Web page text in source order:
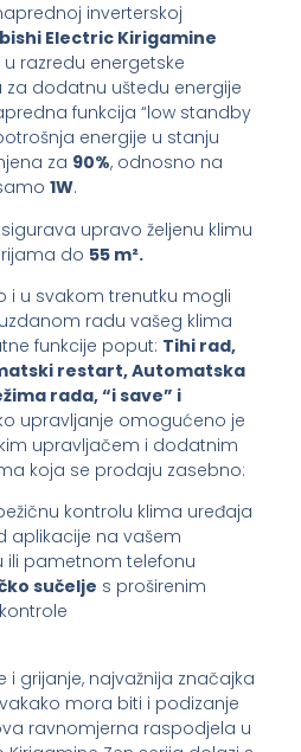
inverterskoj
Electric Kirigamine
u razredu energetske
za dodatnu uštedu energije
funkcija “low standby
energije u stanju
za 90%, odnosno na
1W.
upravo željenu klimu
do 55 m².
i u svakom trenutku mogli
radu vašeg klima
funkcije poput: Tihi rad,
restart, Automatska
rada, “i save” i
upravljanje omogućeno je
upravljačem i dodatnim
koja se prodaju zasebno:
kontrolu klima uređaja
aplikacije na vašem
ili pametnom telefonu
sučelje s proširenim
i grijanje, najvažnija značajka
mora biti i podizanje
ravnomjerna raspodjela u